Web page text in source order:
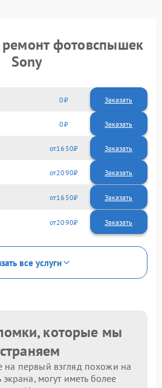
ремонт фотовспышек
Sony
0 Заказать
0 Заказать
1650
2090
1650
2090
все услуги
которые мы
на первый взгляд похожи на
экрана, могут иметь более